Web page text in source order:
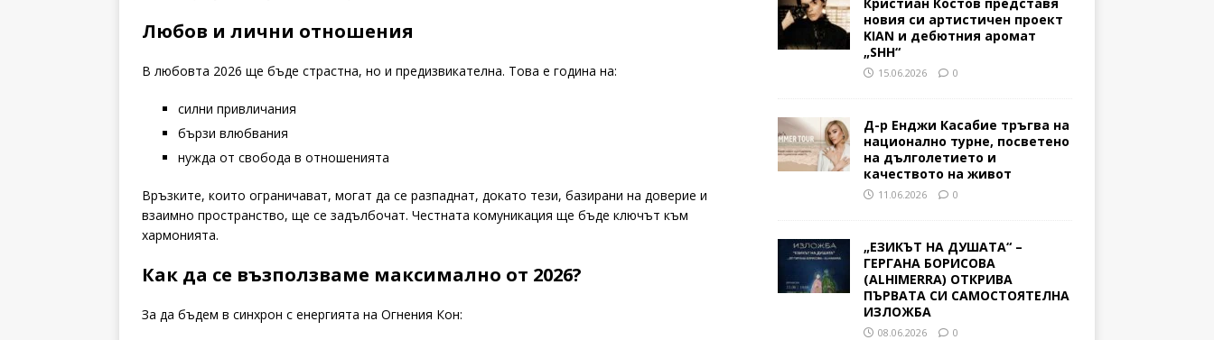
Любов и лични отношения
В любовта 2026 ще бъде страстна, но и предизвикателна. Това е година на:
силни привличания
бързи влюбвания
нужда от свобода в отношенията
Връзките, които ограничават, могат да се разпаднат, докато тези, базирани на доверие и
взаимно пространство, ще се задълбочат. Честната комуникация ще бъде ключът към
хармонията.
Как да се възползваме максимално от 2026?
За да бъдем в синхрон с енергията на Огнения Кон:
новия си артистичен проект
KIAN и дебютния аромат
„SHH“
15.06.2026 0
Д-р Енджи Касабие тръгва на
национално турне, посветено
на дълголетието и
качеството на живот
11.06.2026 0
„ЕЗИКЪТ НА ДУШАТА“ –
ГЕРГАНА БОРИСОВА
(ALHIMERRA) ОТКРИВА
ПЪРВАТА СИ САМОСТОЯТЕЛНА
ИЗЛОЖБА
08.06.2026 0